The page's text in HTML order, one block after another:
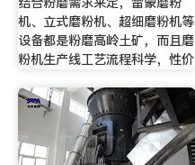
机、立式磨粉机、超细磨粉机等
设备都是粉磨高岭土矿，而且磨
粉机生产线工艺流程科学，性价